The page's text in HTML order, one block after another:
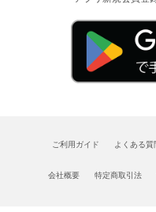
ご利用ガイド よくある質
会社概要 特定商取引法